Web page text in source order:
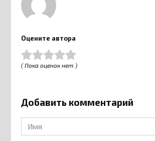
Оцените автора
( Пока оценок нет )
Добавить комментарий
Имя
*